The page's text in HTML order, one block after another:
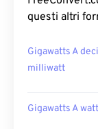
questi altri
Gigawatts A
milliwatt
Gigawatts A watt